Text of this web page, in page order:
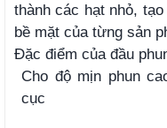
thành các hạt nhỏ,
bề mặt của từng sản
Đặc điểm của đầu
Cho độ mịn phun
cục